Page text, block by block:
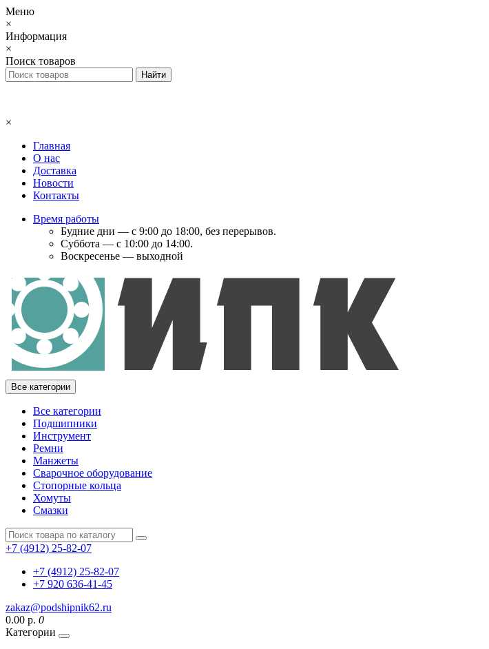
Меню
×
Информация
×
Поиск товаров
×
Главная
О нас
Доставка
Новости
Контакты
Время работы
Будние дни — с 9:00 до 18:00, без перерывов.
Суббота — с 10:00 до 14:00.
Воскресенье — выходной
Все категории
Все категории
Подшипники
Инструмент
Ремни
Манжеты
Сварочное оборудование
Стопорные кольца
Хомуты
Смазки
+7 (4912) 25-82-07
+7 (4912) 25-82-07
+7 920 636-41-45
zakaz@podshipnik62.ru
0.00 р. 0
Категории